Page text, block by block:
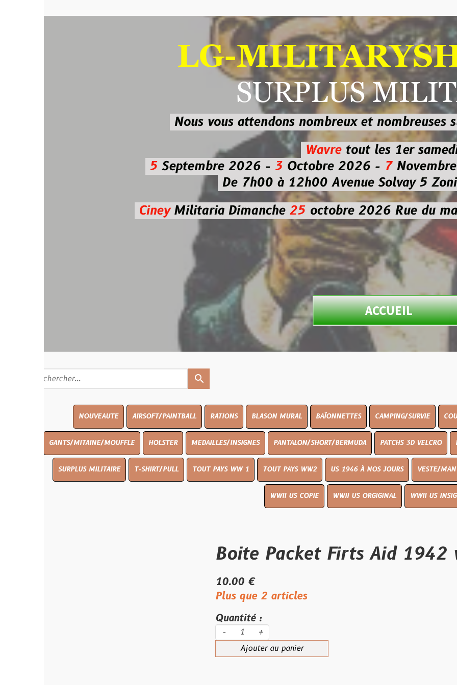
LG-
SURPLUS
Nous vous attendons nombreux et nombreusessur les
Wavre
tout les 1er samedi
Septembre 2026 -3Octobre 2026 - 7Novembre 2026
De 7h00 à 12h00 Avenue Solvay 5 Zoning
MilitariaDimanche25octobre 2026Rue du marché
ACCUEIL
AIRSOFT/PAINTBALL RATIONS BLASON MURAL BAÏONNETTES CAMPING/SURVIE COUTELLERIE
GANTS/MITAINE/MOUFFLE HOLSTER MEDAILLES/INSIGNES PANTALON/SHORT/BERMUDA PATCHS 3D VELCRO PEINTURE
SURPLUS MILITAIRE T-SHIRT/PULL TOUT PAYS WW 1 TOUT PAYS WW2 US 1946 À NOS JOURS VESTE/MANTEAU
WWII US COPIE WWII US ORGIGINAL WWII US INSIGNES
Boite Packet Firts Aid 1942 vide
Plus que 2 articles
Quantité :
Ajouter au panier